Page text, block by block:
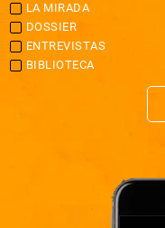
LA MIRADA
DOSSIER
ENTREVISTAS
BIBLIOTECA